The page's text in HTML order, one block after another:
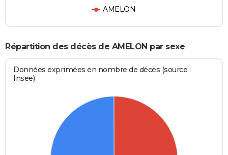
AMELON
Répartition des décès de AMELON par sexe
Données exprimées en nombre de décès (source :
Insee)